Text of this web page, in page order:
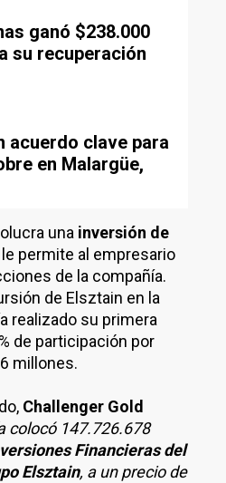
ganó $238.000
su recuperación
acuerdo clave para
en Malargüe,
una inversión de
le permite al empresario
de la compañía.
de Elsztain en la
realizado su primera
de participación por
millones.
Challenger Gold
colocó 147.726.678
Financieras del
Elsztain, a un precio de